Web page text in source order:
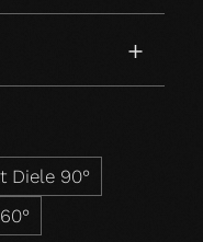
Diele 90°